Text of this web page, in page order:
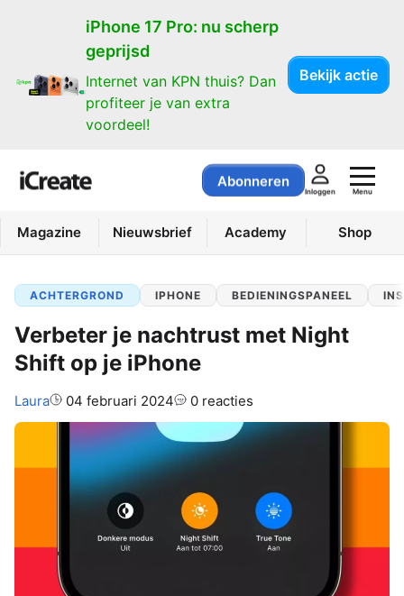
iPhone 17 Pro: nu scherp
geprijsd
Internet van KPN thuis? Dan
profiteer je van extra
voordeel!
Bekijk actie
Abonneren
Inloggen Menu
Magazine Nieuwsbrief Academy Shop
ACHTERGROND IPHONE BEDIENINGSPANEEL
Verbeter je nachtrust met Night
Shift op je iPhone
Auteur:
Laura 04 februari 2024 0 reacties